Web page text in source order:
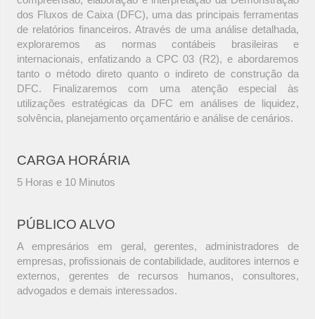
dos Fluxos de Caixa (DFC), uma das principais ferramentas
de relatórios financeiros. Através de uma análise detalhada,
exploraremos as normas contábeis brasileiras e
internacionais, enfatizando a CPC 03 (R2), e abordaremos
tanto o método direto quanto o indireto de construção da
DFC. Finalizaremos com uma atenção especial às
utilizações estratégicas da DFC em análises de liquidez,
solvência, planejamento orçamentário e análise de cenários.
CARGA HORÁRIA
5 Horas e 10 Minutos
PÚBLICO ALVO
A empresários em geral, gerentes, administradores de
empresas, profissionais de contabilidade, auditores internos e
externos, gerentes de recursos humanos, consultores,
advogados e demais interessados.